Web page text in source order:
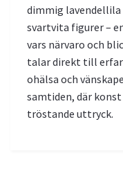
dimmig
svartvita figurer –
vars närvaro och
talar direkt till
ohälsa och
samtiden, där
tröstande uttryck.